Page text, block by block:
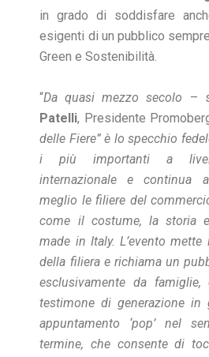
in grado di soddisfare
esigenti di un pubblico
Green e Sostenibilità.
“Da quasi mezzo secolo –
Patelli, Presidente
delle Fiere” è lo specchio
i più importanti a
internazionale e continua
meglio le filiere del
come il costume, la storia
made in Italy. L’evento
della filiera e richiama un
esclusivamente da
testimone di generazione in
appuntamento ‘pop’ nel
termine, che consente di